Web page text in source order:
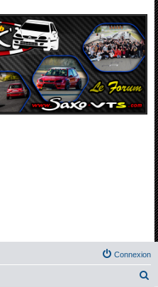
Connexion